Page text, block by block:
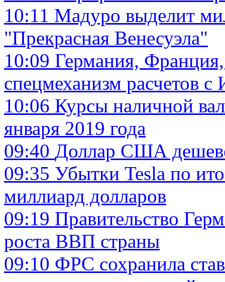
10:11 Мадуро выделит
"Прекрасная Венесуэла"
10:09 Германия,
спецмеханизм расчетов с
10:06 Курсы наличной
января 2019 года
09:40 Доллар США
09:35 Убытки Tesla по
миллиард долларов
09:19 Правительство
роста ВВП страны
09:10 ФРС сохранила